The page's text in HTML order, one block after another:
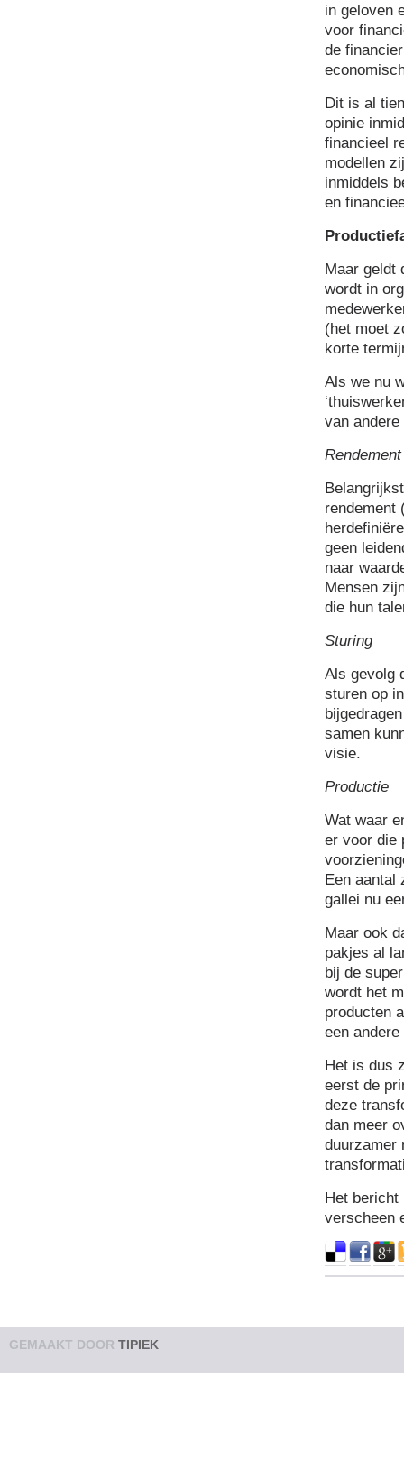
in geloven
voor
de
Dit is al
opinie
financieel
modellen
inmiddels
en
Maar geldt
wordt in
(het moet
korte
Als we nu
van
Rendement
rendement
geen
naar
Mensen
die hun
Sturing
Als gevolg
sturen op
samen
visie.
Productie
Wat waar
er voor die
Een aantal
gallei nu
Maar ook
pakjes al
bij de
wordt het
producten
een
Het is dus
eerst de
deze
dan meer
duurzamer
Het bericht
verscheen
GEMAAKT DOOR TIPIEK